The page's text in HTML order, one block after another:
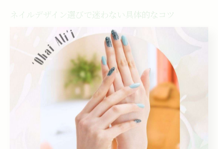
ネイルデザイン選びで迷わない具体的なコツ
まず、ネイルデザイン選びで迷わないためには、自分のライ
フスタイルや好みに合ったテーマを明確にすることが大切で
す。理由は、目的やシーンに合わせたデザインを選ぶこと
で、長く満足できるからです。例えば、仕事やイベントに合
わせてカラーやパーツを選ぶと失敗しにくくなります。さら
に、季節感や地域性も意識し、石垣市や今帰仁村の自然をイ
メージしたデザインを取り入れるのも効果的です。こうした
具体的なポイントを押さえることで、納得のいくネイルデザ
イン選びが実現できます。